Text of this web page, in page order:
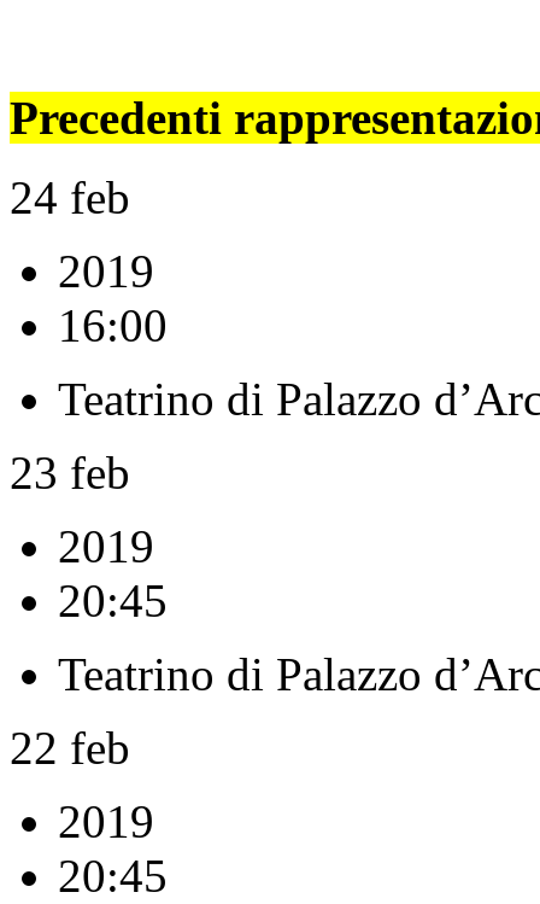
Precedenti
24 feb
2019
16:00
Teatrino di Palazzo
23 feb
2019
20:45
Teatrino di Palazzo
22 feb
2019
20:45